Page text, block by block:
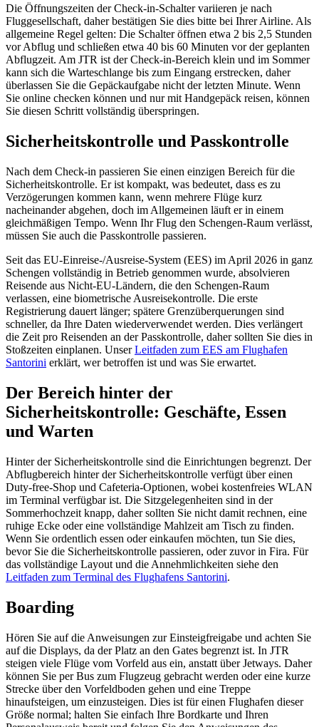
Die Öffnungszeiten der Check-in-Schalter variieren je nach
Fluggesellschaft, daher bestätigen Sie dies bitte bei Ihrer Airline. Als
allgemeine Regel gelten: Die Schalter öffnen etwa 2 bis 2,5 Stunden
vor Abflug und schließen etwa 40 bis 60 Minuten vor der geplanten
Abflugzeit. Am JTR ist der Check-in-Bereich klein und im Sommer
kann sich die Warteschlange bis zum Eingang erstrecken, daher
überlassen Sie die Gepäckaufgabe nicht der letzten Minute. Wenn
Sie online checken können und nur mit Handgepäck reisen, können
Sie diesen Schritt vollständig überspringen.
Sicherheitskontrolle und Passkontrolle
Nach dem Check-in passieren Sie einen einzigen Bereich für die
Sicherheitskontrolle. Er ist kompakt, was bedeutet, dass es zu
Verzögerungen kommen kann, wenn mehrere Flüge kurz
nacheinander abgehen, doch im Allgemeinen läuft er in einem
gleichmäßigen Tempo. Wenn Ihr Flug den Schengen-Raum verlässt,
müssen Sie auch die Passkontrolle passieren.
Seit das EU-Einreise-/Ausreise-System (EES) im April 2026 in ganz
Schengen vollständig in Betrieb genommen wurde, absolvieren
Reisende aus Nicht-EU-Ländern, die den Schengen-Raum
verlassen, eine biometrische Ausreisekontrolle. Die erste
Registrierung dauert länger; spätere Grenzüberquerungen sind
schneller, da Ihre Daten wiederverwendet werden. Dies verlängert
die Zeit pro Reisenden an der Passkontrolle, daher sollten Sie dies in
Stoßzeiten einplanen. UnserLeitfaden zum EES am Flughafen
Santorini erklärt, wer betroffen ist und was Sie erwartet.
Der Bereich hinter der
Sicherheitskontrolle: Geschäfte, Essen
und Warten
Hinter der Sicherheitskontrolle sind die Einrichtungen begrenzt. Der
Abflugbereich hinter der Sicherheitskontrolle verfügt über einen
Duty-free-Shop und Cafeteria-Optionen, wobei kostenfreies WLAN
im Terminal verfügbar ist. Die Sitzgelegenheiten sind in der
Sommerhochzeit knapp, daher sollten Sie nicht damit rechnen, eine
ruhige Ecke oder eine vollständige Mahlzeit am Tisch zu finden.
Wenn Sie ordentlich essen oder einkaufen möchten, tun Sie dies,
bevor Sie die Sicherheitskontrolle passieren, oder zuvor in Fira. Für
das vollständige Layout und die Annehmlichkeiten siehe den
Leitfaden zum Terminal des Flughafens Santorini.
Boarding
Hören Sie auf die Anweisungen zur Einsteigfreigabe und achten Sie
auf die Displays, da der Platz an den Gates begrenzt ist. In JTR
steigen viele Flüge vom Vorfeld aus ein, anstatt über Jetways. Daher
können Sie per Bus zum Flugzeug gebracht werden oder eine kurze
Strecke über den Vorfeldboden gehen und eine Treppe
hinaufsteigen, um einzusteigen. Dies ist für einen Flughafen dieser
Größe normal; halten Sie einfach Ihre Bordkarte und Ihren